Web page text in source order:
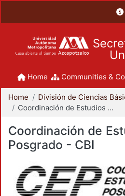
Home Communities &
Home
Coordinación de Estudios de Posgrado - CBI
Coordinación de
Posgrado - CBI